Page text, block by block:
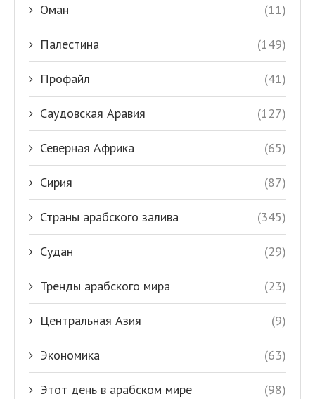
Оман (11)
Палестина (149)
Профайл (41)
Саудовская Аравия (127)
Северная Африка (65)
Сирия (87)
Страны арабского залива (345)
Судан (29)
Тренды арабского мира (23)
Центральная Азия (9)
Экономика (63)
Этот день в арабском мире (98)